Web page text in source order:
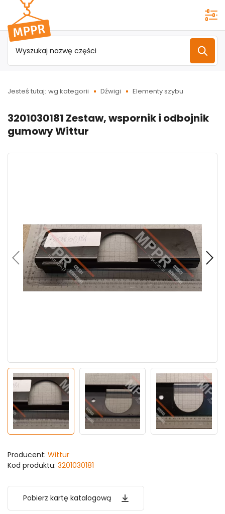
Przejdź do
menu
głównego
Jesteś tutaj: wg kategorii Dźwigi Elementy szybu
3201030181 Zestaw, wspornik i odbojnik
gumowy Wittur
Producent: Wittur
Kod produktu: 3201030181
Pobierz kartę katalogową